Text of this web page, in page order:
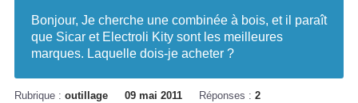
Bonjour, Je cherche une combinée à bois, et il paraît
que Sicar et Electroli Kity sont les meilleures
marques. Laquelle dois-je acheter ?
Rubrique : outillage 09 mai 2011 Réponses : 2